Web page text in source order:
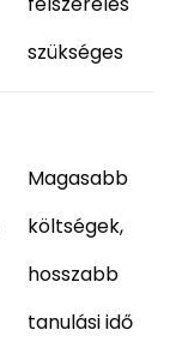
szükséges
Magasabb
költségek,
hosszabb
tanulási idő